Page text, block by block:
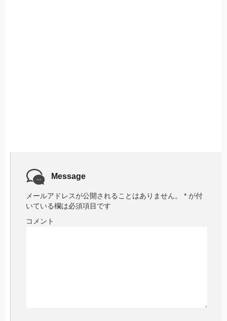
Message
メールアドレスが公開されることはありません。 * が付
いている欄は必須項目です
コメント